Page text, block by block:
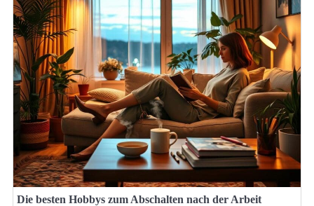
Die besten Hobbys zum Abschalten nach der Arbeit